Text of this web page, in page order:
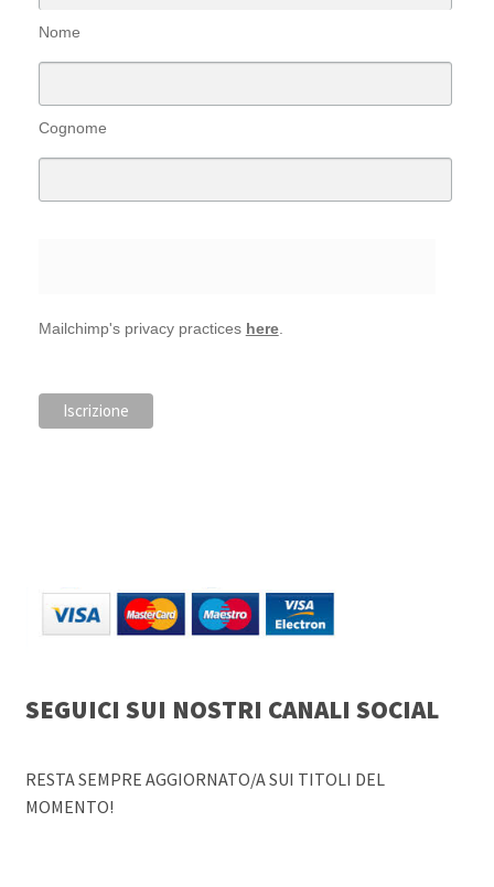
Nome
Cognome
Mailchimp's privacy practices here.
SEGUICI SUI NOSTRI CANALI SOCIAL
RESTA SEMPRE AGGIORNATO/A SUI TITOLI DEL
MOMENTO!